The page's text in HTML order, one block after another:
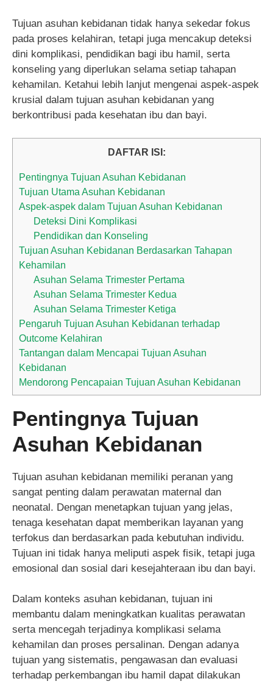
Tujuan asuhan kebidanan tidak hanya sekedar fokus
pada proses kelahiran, tetapi juga mencakup deteksi
dini komplikasi, pendidikan bagi ibu hamil, serta
konseling yang diperlukan selama setiap tahapan
kehamilan. Ketahui lebih lanjut mengenai aspek-aspek
krusial dalam tujuan asuhan kebidanan yang
berkontribusi pada kesehatan ibu dan bayi.
DAFTAR ISI:
Pentingnya Tujuan Asuhan Kebidanan
Tujuan Utama Asuhan Kebidanan
Aspek-aspek dalam Tujuan Asuhan Kebidanan
Deteksi Dini Komplikasi
Pendidikan dan Konseling
Tujuan Asuhan Kebidanan Berdasarkan Tahapan
Kehamilan
Asuhan Selama Trimester Pertama
Asuhan Selama Trimester Kedua
Asuhan Selama Trimester Ketiga
Pengaruh Tujuan Asuhan Kebidanan terhadap
Outcome Kelahiran
Tantangan dalam Mencapai Tujuan Asuhan
Kebidanan
Mendorong Pencapaian Tujuan Asuhan Kebidanan
Pentingnya Tujuan
Asuhan Kebidanan
Tujuan asuhan kebidanan memiliki peranan yang
sangat penting dalam perawatan maternal dan
neonatal. Dengan menetapkan tujuan yang jelas,
tenaga kesehatan dapat memberikan layanan yang
terfokus dan berdasarkan pada kebutuhan individu.
Tujuan ini tidak hanya meliputi aspek fisik, tetapi juga
emosional dan sosial dari kesejahteraan ibu dan bayi.
Dalam konteks asuhan kebidanan, tujuan ini
membantu dalam meningkatkan kualitas perawatan
serta mencegah terjadinya komplikasi selama
kehamilan dan proses persalinan. Dengan adanya
tujuan yang sistematis, pengawasan dan evaluasi
terhadap perkembangan ibu hamil dapat dilakukan